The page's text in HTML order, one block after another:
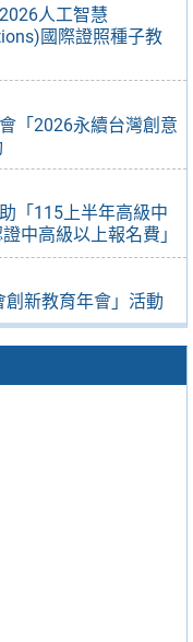
人工智慧
國際證照種子教
「2026永續台灣創意
「115上半年高級中
中高級以上報名費」
創新教育年會」活動